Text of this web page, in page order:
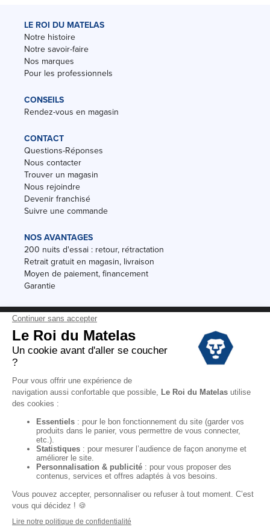
LE ROI DU MATELAS
Notre histoire
Notre savoir-faire
Nos marques
Pour les professionnels
CONSEILS
Rendez-vous en magasin
CONTACT
Questions-Réponses
Nous contacter
Trouver un magasin
Nous rejoindre
Devenir franchisé
Suivre une commande
NOS AVANTAGES
200 nuits d'essai : retour, rétractation
Retrait gratuit en magasin, livraison
Moyen de paiement, financement
Garantie
Conditions des offres
Black Friday
Destockage
Conditions Générales de vente magasin
Mentions Légales
Données personnelles
Codes promo Le Roi du Matelas
Copyright © 2022. All rights reserved.